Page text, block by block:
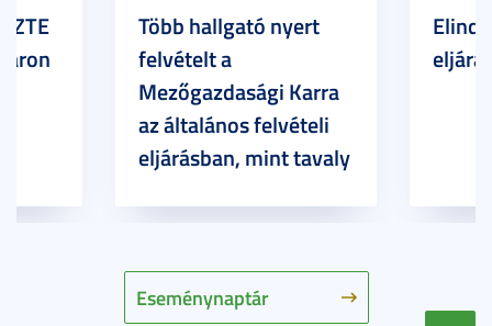
Eseménynaptár
Több hallgató nyert
felvételt a
Mezőgazdasági Karra
az általános felvételi
eljárásban, mint tavaly